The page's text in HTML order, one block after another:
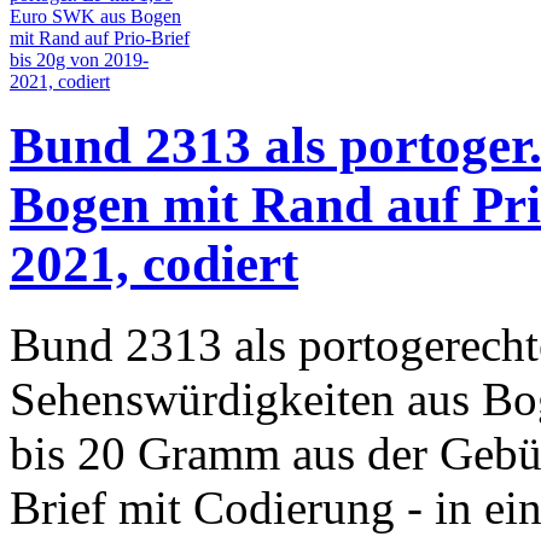
Bund 2313 als
Bogen mit Rand auf
2021, codiert
Bund 2313 als
Sehenswürdigkeiten aus
bis 20 Gramm aus der
Brief mit Codierung - in